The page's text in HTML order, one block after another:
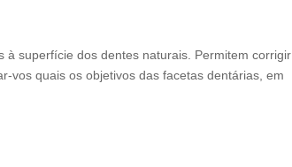
superfície dos dentes naturais. Permitem corrigir
vos quais os objetivos das facetas dentárias, em